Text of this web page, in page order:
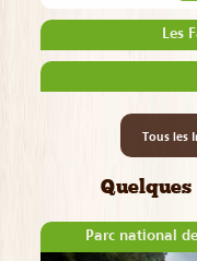
Les
Tous les